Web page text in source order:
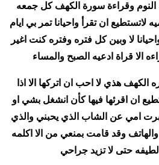
النوم وقراءة سورة الكهف كل جمعه
لاتستطيع ان تقرأ واحيانا تمر بي ايام
لا وبين كل فتره وفتره كنت اغير
الا قراة ادعيه الصبح والمساء
هذي لا احب ان اتركها الا اذا
ان اقرئها فيها كأن انشغل بشي او
امي عن الشاب الذي يحبني والذي
وقد قامت بمنعي من الا اكلمه
حتى لا تزيد جراحي